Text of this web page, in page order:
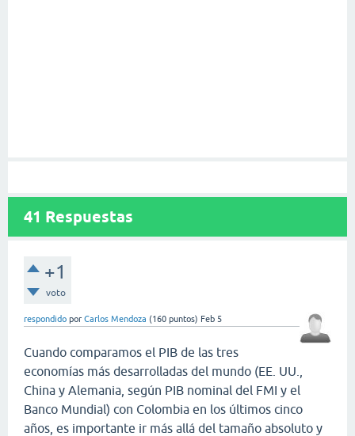
41 Respuestas
+1
voto
respondido por Carlos Mendoza (160 puntos) Feb 5
Cuando comparamos el PIB de las tres
economías más desarrolladas del mundo (EE. UU.,
China y Alemania, según PIB nominal del FMI y el
Banco Mundial) con Colombia en los últimos cinco
años, es importante ir más allá del tamaño absoluto y